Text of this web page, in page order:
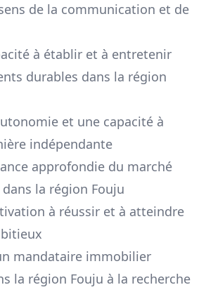
de la communication et de
à établir et à entretenir
durables dans la région
et une capacité à
indépendante
approfondie du marché
la région Fouju
à réussir et à atteindre
mandataire immobilier
la région Fouju à la recherche